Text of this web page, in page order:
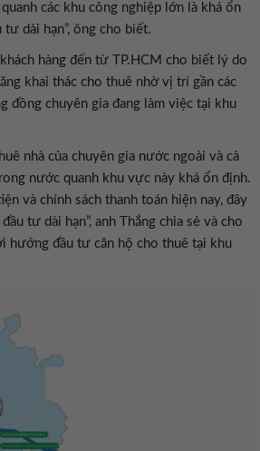
các khu công nghiệp lớn là khá ổn
dài hạn”, ông cho biết.
hàng đến từ TP.HCM cho biết lý do
khai thác cho thuê nhờ vị trí gần các
đồng chuyên gia đang làm việc tại khu
nhà của chuyên gia nước ngoài và cả
nước quanh khu vực này khá ổn định.
và chính sách thanh toán hiện nay, đây
tư dài hạn”, anh Thắng chia sẻ và cho
hướng đầu tư căn hộ cho thuê tại khu